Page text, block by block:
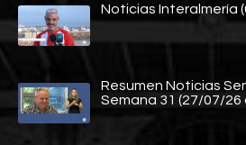
Noticias Interalmería
Resumen Noticias
Semana 31 (27/07/26